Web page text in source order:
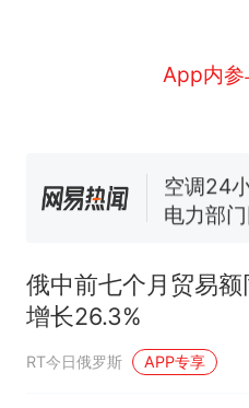
App内参
国大使
线一圈
搬家报
5060元
空调24
电力部
大风力
热
十多
全部作
俄中前七个月贸易额
增长26.3%
RT今日俄罗斯 APP专享